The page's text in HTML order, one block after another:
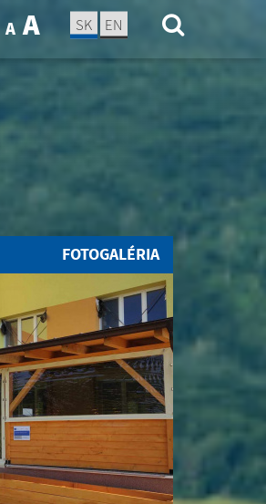
A A SK EN
FOTOGALÉRIA